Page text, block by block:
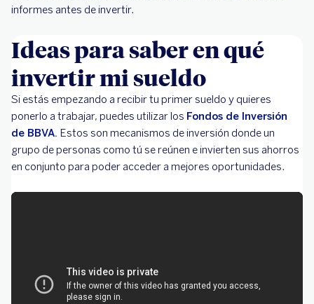
informes antes de invertir.
Ideas para saber en qué
invertir mi sueldo
Si estás empezando a recibir tu primer sueldo y quieres
ponerlo a trabajar, puedes utilizar los Fondos de Inversión
de BBVA. Estos son mecanismos de inversión donde un
grupo de personas como tú se reúnen e invierten sus ahorros
en conjunto para poder acceder a mejores oportunidades.